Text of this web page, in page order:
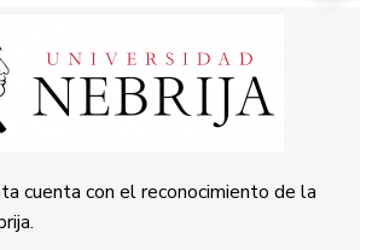
cuenta con el reconocimiento de la